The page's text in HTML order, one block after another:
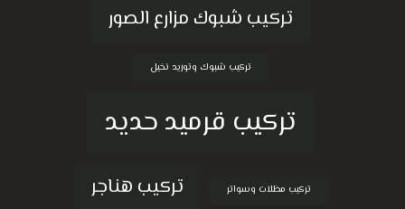
تركيب شبوك مزارع الصور
تركيب شبوك وتوريد نخيل
تركيب قرميد حديد
تركيب مظلات وسواتر
تركيب هناجر